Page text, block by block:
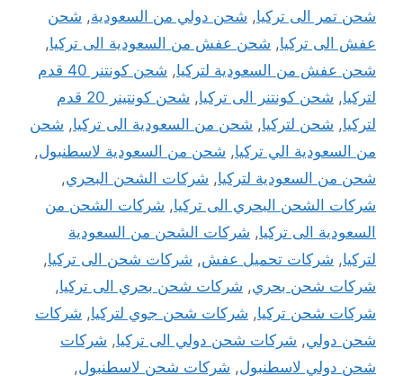
شحن تمر الى تركيا, شحن دولي من السعودية, شحن
عفش الى تركيا, شحن عفش من السعودية الى تركيا,
شحن عفش من السعودية لتركيا,
شحن كونتنر 40 قدم
لتركيا, شحن كونتنر الى تركيا,
شحن كونتينر 20 قدم
لتركيا, شحن لتركيا, شحن من السعودية الى تركيا, شحن
من السعودية الي تركيا, شحن من السعودية لاسطنبول,
شحن من السعودية لتركيا, شركات الشحن البحري,
شركات الشحن البحري الى تركيا, شركات الشحن من
السعودية الى تركيا, شركات الشحن من السعودية
لتركيا, شركات تحميل عفش, شركات شحن الى تركيا,
شركات شحن بحري, شركات شحن بحري الى تركيا,
شركات شحن تركيا, شركات شحن جوي لتركيا, شركات
شحن دولي, شركات شحن دولي الى تركيا, شركات
شحن دولي لاسطنبول, شركات شحن لاسطنبول,